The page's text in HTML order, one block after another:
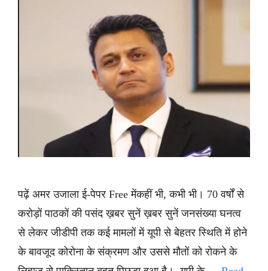
पढ़ें अमर उजाला ई-पेपर Free मेंकहीं भी, कभी भी। 70 वर्षों से
करोड़ों पाठकों की पसंद ख़बर सुनें ख़बर सुनें जनसंख्या घनत्व
से लेकर जीडीपी तक कई मामलों में यूपी से बेहतर स्थिति में होने
के बावजूद कोरोना के संक्रमण और उससे मौतों को रोकने के